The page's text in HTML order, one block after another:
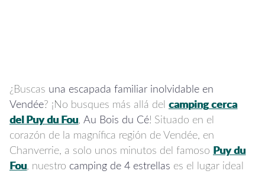
¿Buscas una escapada familiar inolvidable en
Vendée? ¡No busques más allá del camping cerca
del Puy du Fou Au Bois du Cé! Situado en el
corazón de la magnífica región de Vendée, en
Chanverrie, a solo unos minutos del famoso Puy du
Fou , nuestro camping de 4 estrellas es el lugar ideal